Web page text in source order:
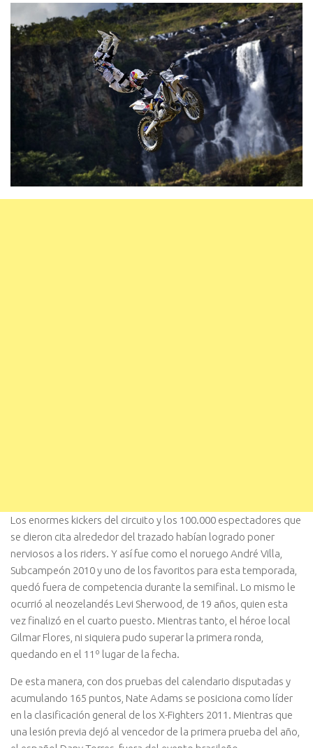
Los enormes kickers del circuito y los 100.000 espectadores que
se dieron cita alrededor del trazado habían logrado poner
nerviosos a los riders. Y así fue como el noruego André Villa,
Subcampeón 2010 y uno de los favoritos para esta temporada,
quedó fuera de competencia durante la semifinal. Lo mismo le
ocurrió al neozelandés Levi Sherwood, de 19 años, quien esta
vez finalizó en el cuarto puesto. Mientras tanto, el héroe local
Gilmar Flores, ni siquiera pudo superar la primera ronda,
quedando en el 11º lugar de la fecha.
De esta manera, con dos pruebas del calendario disputadas y
acumulando 165 puntos, Nate Adams se posiciona como líder
en la clasificación general de los X-Fighters 2011. Mientras que
una lesión previa dejó al vencedor de la primera prueba del año,